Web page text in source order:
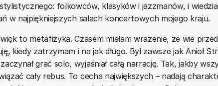
folkowców, klasyków i jazzmanów, i
w najpiękniejszych salach koncertowych mojego kraju.
to metafizyka. Czasem miałam wrażenie, że wie
kiedy zatrzymam i na jak długo. Był zawsze jak Anioł
grać solo, wyjaśniał całą narrację. Tak, jakby
cały rebus. To cecha największych – nadają